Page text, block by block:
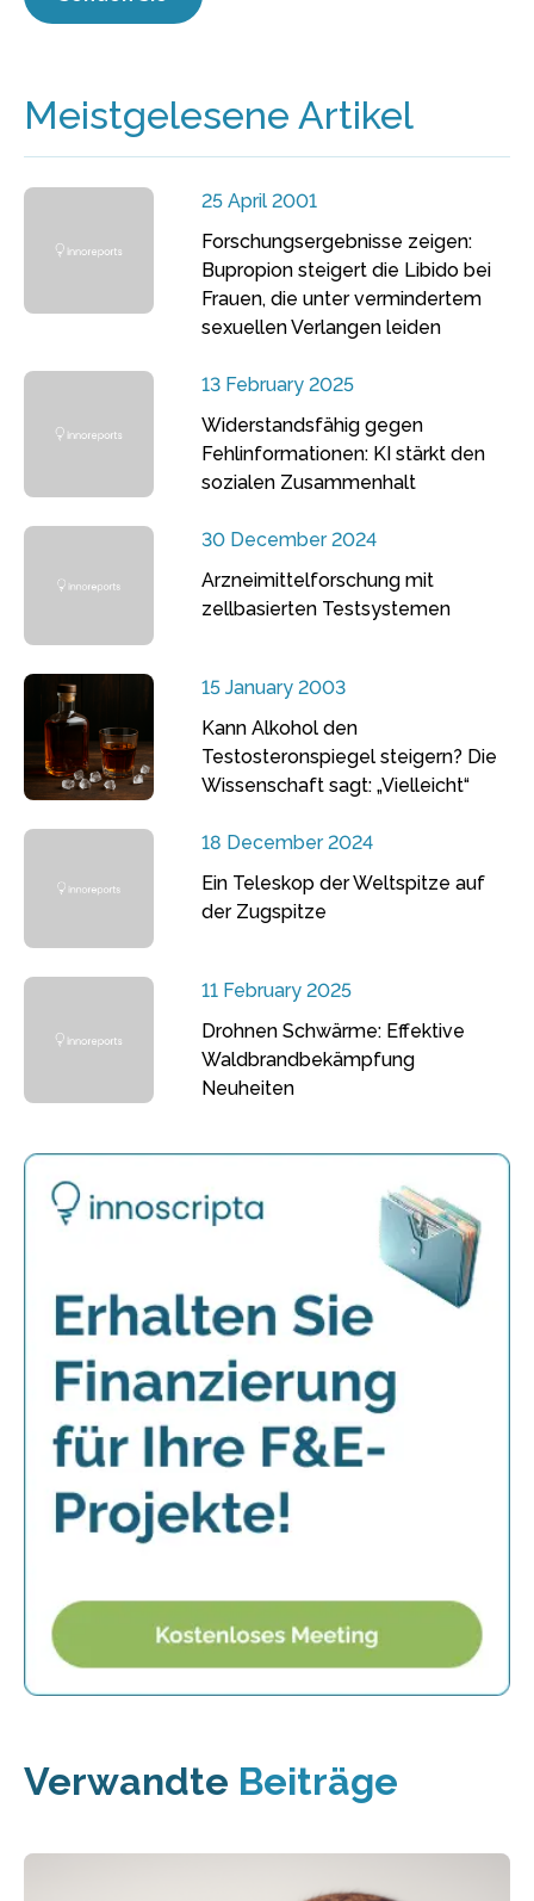
Meistgelesene Artikel
25 April 2001
Forschungsergebnisse zeigen:
Bupropion steigert die Libido bei
Frauen, die unter vermindertem
sexuellen Verlangen leiden
13 February 2025
Widerstandsfähig gegen
Fehlinformationen: KI stärkt den
sozialen Zusammenhalt
30 December 2024
Arzneimittelforschung mit
zellbasierten Testsystemen
15 January 2003
Kann Alkohol den
Testosteronspiegel steigern? Die
Wissenschaft sagt: „Vielleicht“
18 December 2024
Ein Teleskop der Weltspitze auf
der Zugspitze
11 February 2025
Drohnen Schwärme: Effektive
Waldbrandbekämpfung
Neuheiten
Verwandte Beiträge